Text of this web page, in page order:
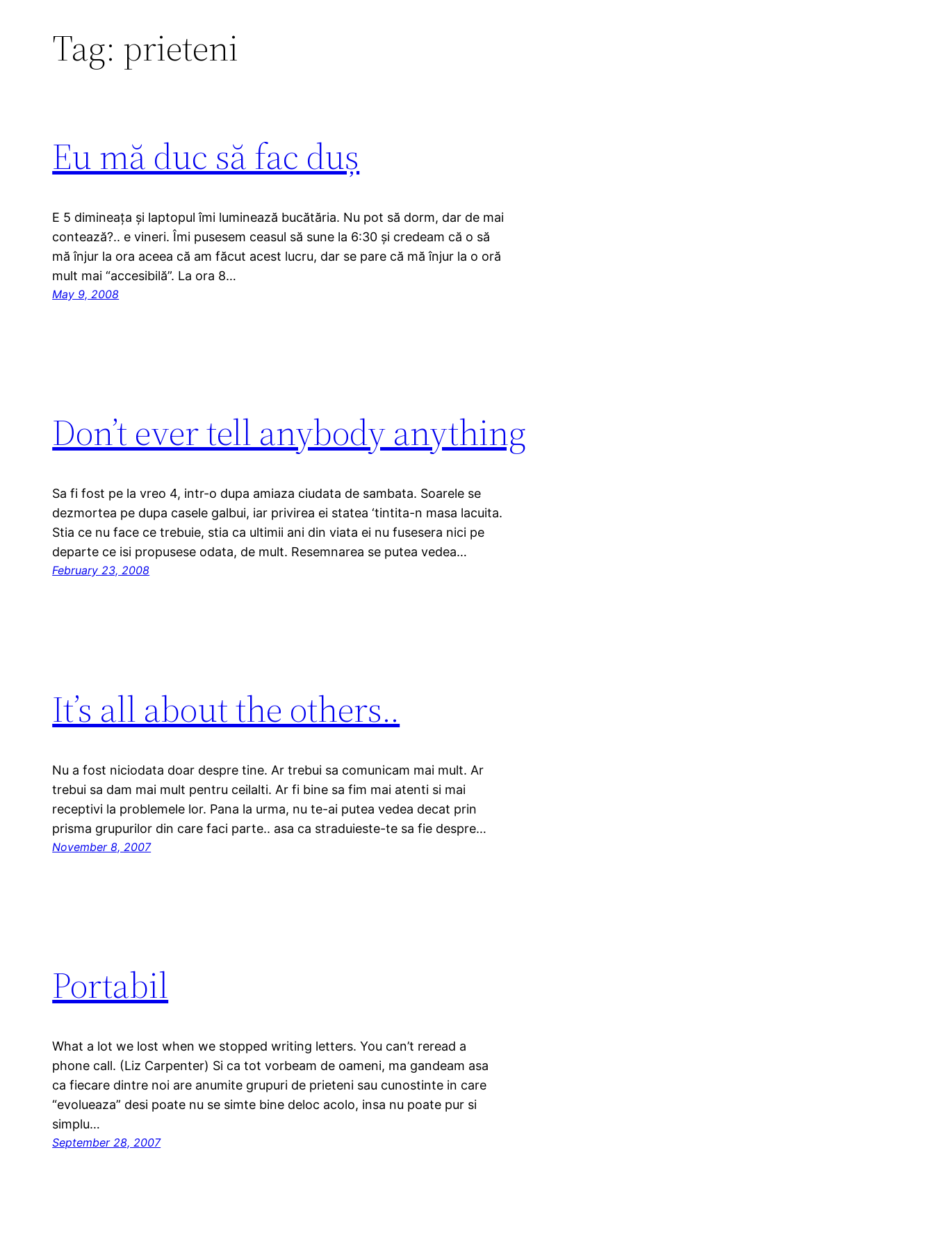
Tag: prieteni
Eu mă duc să fac duș
E 5 dimineața și laptopul îmi luminează bucătăria. Nu pot să dorm, dar de mai
contează?.. e vineri. Îmi pusesem ceasul să sune la 6:30 și credeam că o să
mă înjur la ora aceea că am făcut acest lucru, dar se pare că mă înjur la o oră
mult mai “accesibilă”. La ora 8…
May 9, 2008
Don’t ever tell anybody anything
Sa fi fost pe la vreo 4, intr-o dupa amiaza ciudata de sambata. Soarele se
dezmortea pe dupa casele galbui, iar privirea ei statea ‘tintita-n masa lacuita.
Stia ce nu face ce trebuie, stia ca ultimii ani din viata ei nu fusesera nici pe
departe ce isi propusese odata, de mult. Resemnarea se putea vedea…
February 23, 2008
It’s all about the others..
Nu a fost niciodata doar despre tine. Ar trebui sa comunicam mai mult. Ar
trebui sa dam mai mult pentru ceilalti. Ar fi bine sa fim mai atenti si mai
receptivi la problemele lor. Pana la urma, nu te-ai putea vedea decat prin
prisma grupurilor din care faci parte.. asa ca straduieste-te sa fie despre…
November 8, 2007
Portabil
What a lot we lost when we stopped writing letters. You can’t reread a
phone call. (Liz Carpenter) Si ca tot vorbeam de oameni, ma gandeam asa
ca fiecare dintre noi are anumite grupuri de prieteni sau cunostinte in care
“evolueaza” desi poate nu se simte bine deloc acolo, insa nu poate pur si
simplu…
September 28, 2007